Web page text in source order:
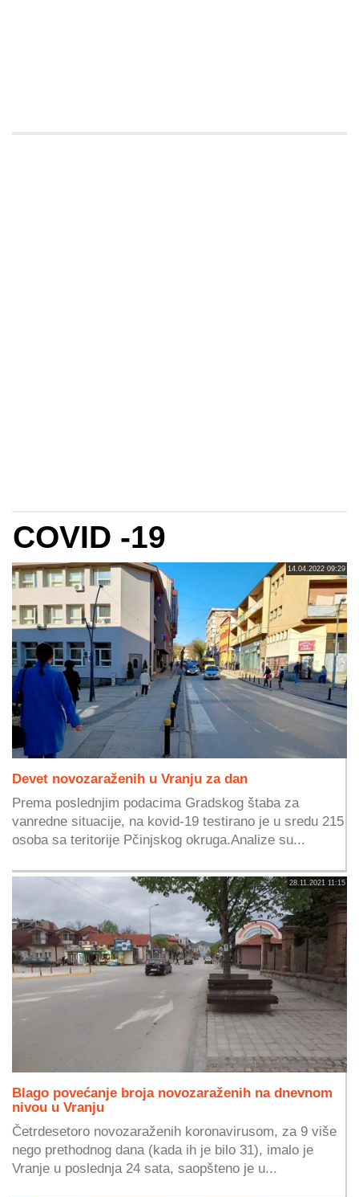
COVID -19
14.04.2022 09:29
Devet novozaraženih u Vranju za dan
Prema poslednjim podacima Gradskog štaba za
vanredne situacije, na kovid-19 testirano je u sredu 215
osoba sa teritorije Pčinjskog okruga.Analize su...
28.11.2021 11:15
Blago povećanje broja novozaraženih na dnevnom
nivou u Vranju
Četrdesetoro novozaraženih koronavirusom, za 9 više
nego prethodnog dana (kada ih je bilo 31), imalo je
Vranje u poslednja 24 sata, saopšteno je u...